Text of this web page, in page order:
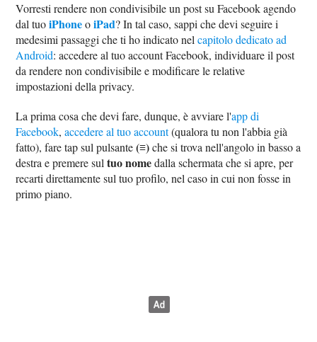
Vorresti rendere non condivisibile un post su Facebook agendo
dal tuoiPhoneoiPad? In tal caso, sappi che devi seguire i
medesimi passaggi che ti ho indicato nelcapitolo dedicato ad
Android: accedere al tuo account Facebook, individuare il post
da rendere non condivisibile e modificare le relative
impostazioni della privacy.
La prima cosa che devi fare, dunque, è avviare l'app di
Facebook,accedere al tuo account(qualora tu non l'abbia già
fatto), fare tap sul pulsante(≡)che si trova nell'angolo in basso a
destra e premere sultuo nomedalla schermata che si apre, per
recarti direttamente sul tuo profilo, nel caso in cui non fosse in
primo piano.